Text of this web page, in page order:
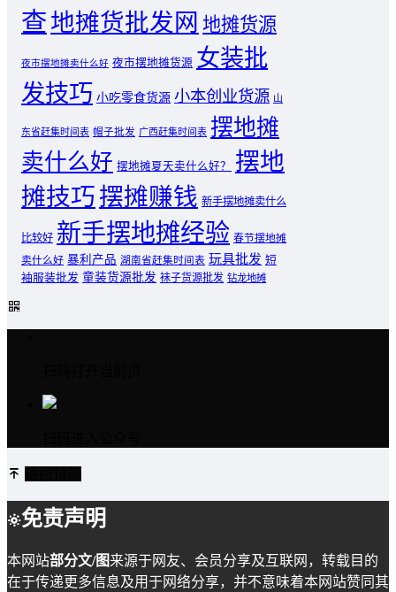
查地摊货批发网 地摊货源
夜市摆地摊卖什么好 夜市摆地摊货源 女装批
发技巧 小吃零食货源 小本创业货源 山
东省赶集时间表 帽子批发 广西赶集时间表 摆地摊
卖什么好 摆地摊夏天卖什么好？
摆地
摊技巧摆摊赚钱 新手摆地摊卖什么
比较好 新手摆地摊经验 春节摆地摊
卖什么好 暴利产品 湖南省赶集时间表 玩具批发 短
袖服装批发 童装货源批发 袜子货源批发 钻龙地摊
免责声明
本网站部分文/图来源于网友、会员分享及互联网，转载目的
在于传递更多信息及用于网络分享，并不意味着本网站赞同其